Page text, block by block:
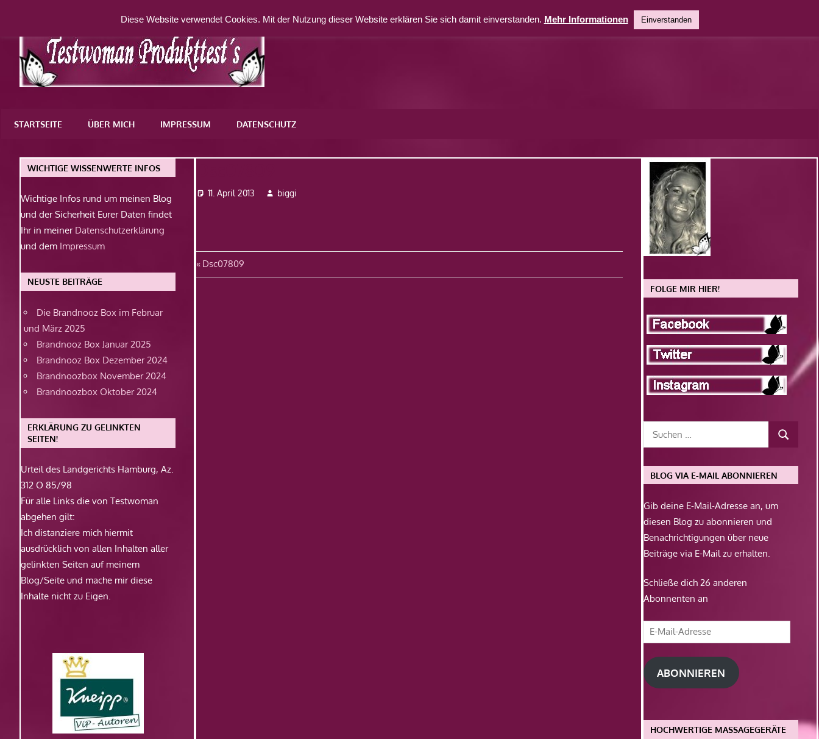
springen
WordPress-
STARTSEITE ÜBER MICH IMPRESSUM DATENSCHUTZ
11. April 2013 biggi
Beitragsnavigation
Vorheriger
Beitrag:
Dsc07809
WICHTIGE WISSENWERTE INFOS
Wichtige Infos rund um meinen Blog
und der Sicherheit Eurer Daten findet
Ihr in meiner Datenschutzerklärung
und dem Impressum
NEUSTE BEITRÄGE
Die Brandnooz Box im Februar
und März 2025
Brandnooz Box Januar 2025
Brandnooz Box Dezember 2024
Brandnoozbox November 2024
Brandnoozbox Oktober 2024
ERKLÄRUNG ZU GELINKTEN
SEITEN!
Urteil des Landgerichts Hamburg, Az.
312 O 85/98
Für alle Links die von Testwoman
abgehen gilt:
Ich distanziere mich hiermit
ausdrücklich von allen Inhalten aller
gelinkten Seiten auf meinem
Blog/Seite und mache mir diese
Inhalte nicht zu Eigen.
FOLGE MIR HIER!
BLOG VIA E-MAIL ABONNIEREN
Gib deine E-Mail-Adresse an, um
diesen Blog zu abonnieren und
Benachrichtigungen über neue
Beiträge via E-Mail zu erhalten.
Schließe dich 26 anderen
Abonnenten an
E-
Mail-
Adresse
ABONNIEREN
HOCHWERTIGE MASSAGEGERÄTE
Diese Website verwendet Cookies. Mit der Nutzung dieser Website erklären Sie sich damit einverstanden. Mehr Informationen Einverstanden